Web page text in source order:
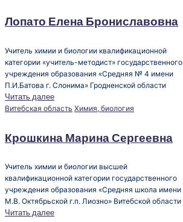
Лопато Елена Брониславовна
Учитель химии и биологии квалификационной
категории «учитель-методист» государственного
учреждения образования «Средняя № 4 имени
П.И.Батова г. Слонима» Гродненской области
Читать далее
Опубликовано
Витебская область Химия, биология
Крошкина Марина Сергеевна
Учитель химии и биологии высшей
квалификационной категории государственного
учреждения образования «Средняя школа имени
М.В. Октябрьской г.п. Лиозно» Витебской области
Читать далее